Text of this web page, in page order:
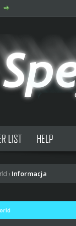
LIST HELP
› Informacja